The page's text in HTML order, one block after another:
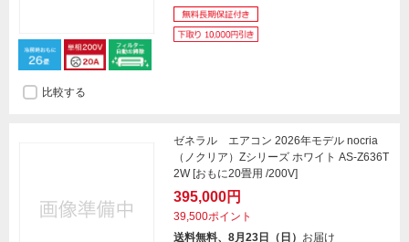
比較する
ゼネラル エアコン 2026年モデル nocria
（ノクリア）Zシリーズ ホワイト AS-Z636T
2W [おもに20畳用 /200V]
395,000円
39,500ポイント
送料無料、8月23日（日） お届け